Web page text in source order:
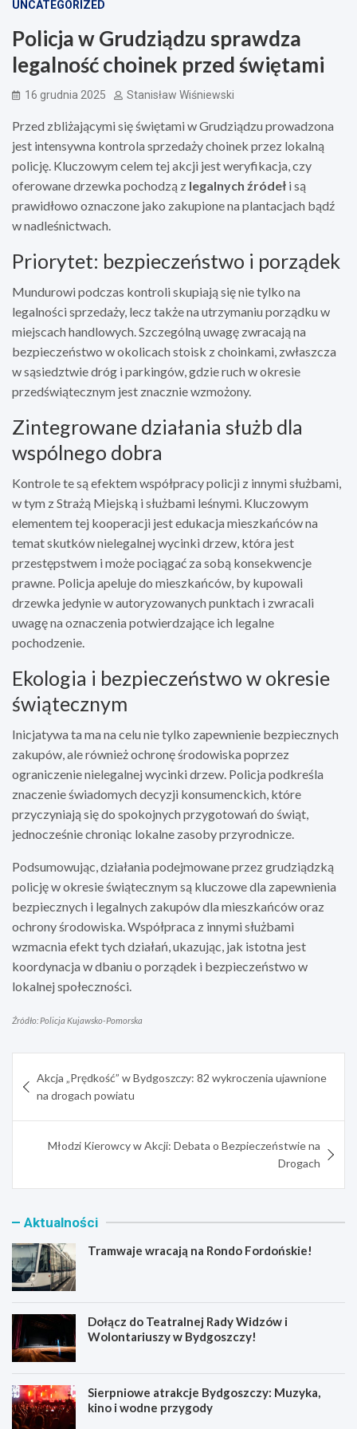
UNCATEGORIZED
Policja w Grudziądzu sprawdza
legalność choinek przed świętami
16 grudnia 2025 Stanisław Wiśniewski
Przed zbliżającymi się świętami w Grudziądzu prowadzona
jest intensywna kontrola sprzedaży choinek przez lokalną
policję. Kluczowym celem tej akcji jest weryfikacja, czy
oferowane drzewka pochodzą z legalnych źródeł i są
prawidłowo oznaczone jako zakupione na plantacjach bądź
w nadleśnictwach.
Priorytet: bezpieczeństwo i porządek
Mundurowi podczas kontroli skupiają się nie tylko na
legalności sprzedaży, lecz także na utrzymaniu porządku w
miejscach handlowych. Szczególną uwagę zwracają na
bezpieczeństwo w okolicach stoisk z choinkami, zwłaszcza
w sąsiedztwie dróg i parkingów, gdzie ruch w okresie
przedświątecznym jest znacznie wzmożony.
Zintegrowane działania służb dla
wspólnego dobra
Kontrole te są efektem współpracy policji z innymi służbami,
w tym z Strażą Miejską i służbami leśnymi. Kluczowym
elementem tej kooperacji jest edukacja mieszkańców na
temat skutków nielegalnej wycinki drzew, która jest
przestępstwem i może pociągać za sobą konsekwencje
prawne. Policja apeluje do mieszkańców, by kupowali
drzewka jedynie w autoryzowanych punktach i zwracali
uwagę na oznaczenia potwierdzające ich legalne
pochodzenie.
Ekologia i bezpieczeństwo w okresie
świątecznym
Inicjatywa ta ma na celu nie tylko zapewnienie bezpiecznych
zakupów, ale również ochronę środowiska poprzez
ograniczenie nielegalnej wycinki drzew. Policja podkreśla
znaczenie świadomych decyzji konsumenckich, które
przyczyniają się do spokojnych przygotowań do świąt,
jednocześnie chroniąc lokalne zasoby przyrodnicze.
Podsumowując, działania podejmowane przez grudziądzką
policję w okresie świątecznym są kluczowe dla zapewnienia
bezpiecznych i legalnych zakupów dla mieszkańców oraz
ochrony środowiska. Współpraca z innymi służbami
wzmacnia efekt tych działań, ukazując, jak istotna jest
koordynacja w dbaniu o porządek i bezpieczeństwo w
lokalnej społeczności.
Źródło: Policja Kujawsko-Pomorska
wpisu
Akcja „Prędkość” w Bydgoszczy: 82 wykroczenia ujawnione
na drogach powiatu
Młodzi Kierowcy w Akcji: Debata o Bezpieczeństwie na
Drogach
Aktualności
Tramwaje wracają na Rondo Fordońskie!
Dołącz do Teatralnej Rady Widzów i
Wolontariuszy w Bydgoszczy!
Sierpniowe atrakcje Bydgoszczy: Muzyka,
kino i wodne przygody